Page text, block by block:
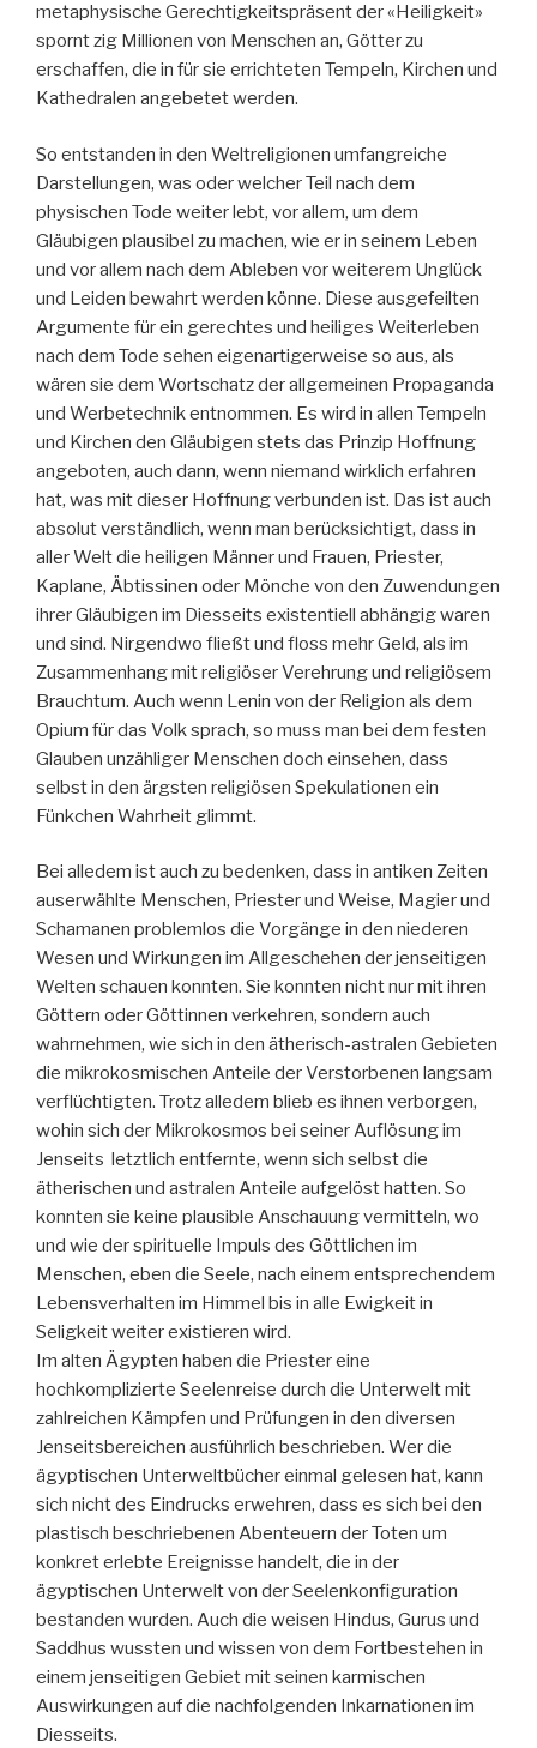
metaphysische Gerechtigkeitspräsent der «Heiligkeit»
spornt zig Millionen von Menschen an, Götter zu
erschaffen, die in für sie errichteten Tempeln, Kirchen und
Kathedralen angebetet werden.
So entstanden in den Weltreligionen umfangreiche
Darstellungen, was oder welcher Teil nach dem
physischen Tode weiter lebt, vor allem, um dem
Gläubigen plausibel zu machen, wie er in seinem Leben
und vor allem nach dem Ableben vor weiterem Unglück
und Leiden bewahrt werden könne. Diese ausgefeilten
Argumente für ein gerechtes und heiliges Weiterleben
nach dem Tode sehen eigenartigerweise so aus, als
wären sie dem Wortschatz der allgemeinen Propaganda
und Werbetechnik entnommen. Es wird in allen Tempeln
und Kirchen den Gläubigen stets das Prinzip Hoffnung
angeboten, auch dann, wenn niemand wirklich erfahren
hat, was mit dieser Hoffnung verbunden ist. Das ist auch
absolut verständlich, wenn man berücksichtigt, dass in
aller Welt die heiligen Männer und Frauen, Priester,
Kaplane, Äbtissinen oder Mönche von den Zuwendungen
ihrer Gläubigen im Diesseits existentiell abhängig waren
und sind. Nirgendwo fließt und floss mehr Geld, als im
Zusammenhang mit religiöser Verehrung und religiösem
Brauchtum. Auch wenn Lenin von der Religion als dem
Opium für das Volk sprach, so muss man bei dem festen
Glauben unzähliger Menschen doch einsehen, dass
selbst in den ärgsten religiösen Spekulationen ein
Fünkchen Wahrheit glimmt.
Bei alledem ist auch zu bedenken, dass in antiken Zeiten
auserwählte Menschen, Priester und Weise, Magier und
Schamanen problemlos die Vorgänge in den niederen
Wesen und Wirkungen im Allgeschehen der jenseitigen
Welten schauen konnten. Sie konnten nicht nur mit ihren
Göttern oder Göttinnen verkehren, sondern auch
wahrnehmen, wie sich in den ätherisch-astralen Gebieten
die mikrokosmischen Anteile der Verstorbenen langsam
verflüchtigten. Trotz alledem blieb es ihnen verborgen,
wohin sich der Mikrokosmos bei seiner Auflösung im
Jenseits letztlich entfernte, wenn sich selbst die
ätherischen und astralen Anteile aufgelöst hatten. So
konnten sie keine plausible Anschauung vermitteln, wo
und wie der spirituelle Impuls des Göttlichen im
Menschen, eben die Seele, nach einem entsprechendem
Lebensverhalten im Himmel bis in alle Ewigkeit in
Seligkeit weiter existieren wird.
Im alten Ägypten haben die Priester eine
hochkomplizierte Seelenreise durch die Unterwelt mit
zahlreichen Kämpfen und Prüfungen in den diversen
Jenseitsbereichen ausführlich beschrieben. Wer die
ägyptischen Unterweltbücher einmal gelesen hat, kann
sich nicht des Eindrucks erwehren, dass es sich bei den
plastisch beschriebenen Abenteuern der Toten um
konkret erlebte Ereignisse handelt, die in der
ägyptischen Unterwelt von der Seelenkonfiguration
bestanden wurden. Auch die weisen Hindus, Gurus und
Saddhus wussten und wissen von dem Fortbestehen in
einem jenseitigen Gebiet mit seinen karmischen
Auswirkungen auf die nachfolgenden Inkarnationen im
Diesseits.